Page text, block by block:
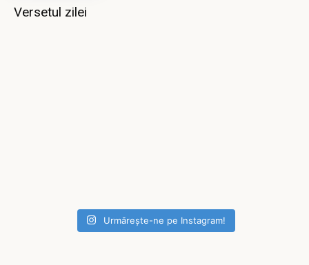
Versetul zilei
Urmărește-ne pe Instagram!